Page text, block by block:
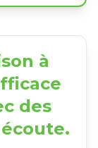
à
des